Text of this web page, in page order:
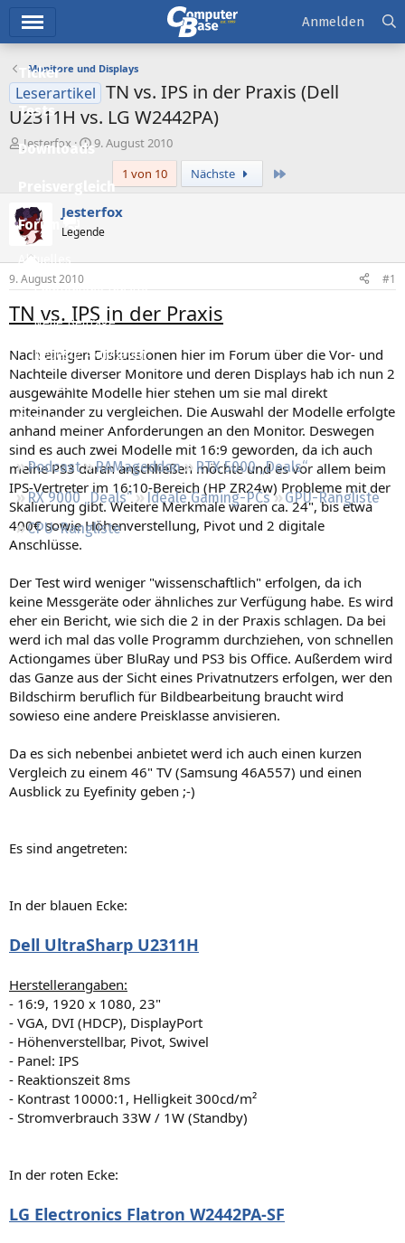
Ticker
Tests
Downloads
Preisvergleich
Forum
Aktuelles
Empfohlene Inhalte
Neue Beiträge
Neueste Aktivitäten
Leserartikel
Regeln
Podcast RAMageddon
RTX 5000 „Deals“
RX 9000 „Deals“
Ideale Gaming-PCs
GPU-Rangliste
CPU-Rangliste
Anmelden
Monitore und Displays
Leserartikel TN vs. IPS in der Praxis (Dell
U2311H vs. LG W2442PA)
E
t
e
l
l
e
r
Jesterfox
E
t
e
l
m
9. August 2010
1 von 10
Nächste
Jesterfox
Legende
9. August 2010 #1
TN vs. IPS in der Praxis
Nach einigen Diskussionen hier im Forum über die Vor- und
Nachteile diverser Monitore und deren Displays hab ich nun 2
ausgewählte Modelle hier stehen um sie mal direkt
miteinander zu vergleichen. Die Auswahl der Modelle erfolgte
anhand meiner Anforderungen an den Monitor. Deswegen
sind es auch zwei Modelle mit 16:9 geworden, da ich auch
meine PS3 daran anschließen möchte und es vor allem beim
IPS-Vertreter im 16:10-Bereich (HP ZR24w) Probleme mit der
Skalierung gibt. Weitere Merkmale waren ca. 24", bis etwa
400€ sowie Höhenverstellung, Pivot und 2 digitale
Anschlüsse.
Der Test wird weniger "wissenschaftlich" erfolgen, da ich
keine Messgeräte oder ähnliches zur Verfügung habe. Es wird
eher ein Bericht, wie sich die 2 in der Praxis schlagen. Da bei
werd ich mal das volle Programm durchziehen, von schnellen
Actiongames über BluRay und PS3 bis Office. Außerdem wird
das Ganze aus der Sicht eines Privatnutzers erfolgen, wer den
Bildschirm beruflich für Bildbearbeitung braucht wird
sowieso eine andere Preisklasse anvisieren.
Da es sich nebenbei anbietet werd ich auch einen kurzen
Vergleich zu einem 46" TV (Samsung 46A557) und einen
Ausblick zu Eyefinity geben ;-)
Es sind angetreten:
In der blauen Ecke:
Dell UltraSharp U2311H
Herstellerangaben:
- 16:9, 1920 x 1080, 23"
- VGA, DVI (HDCP), DisplayPort
- Höhenverstellbar, Pivot, Swivel
- Panel: IPS
- Reaktionszeit 8ms
- Kontrast 10000:1, Helligkeit 300cd/m²
- Stromverbrauch 33W / 1W (Standby)
In der roten Ecke:
LG Electronics Flatron W2442PA-SF